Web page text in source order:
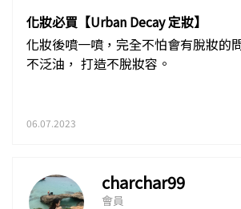
化妝必買【Urban Decay 定妝】
化妝後噴一噴，完全不怕會有脫妝的
不泛油， 打造不脫妝容。
06.07.2023
charchar99
會員